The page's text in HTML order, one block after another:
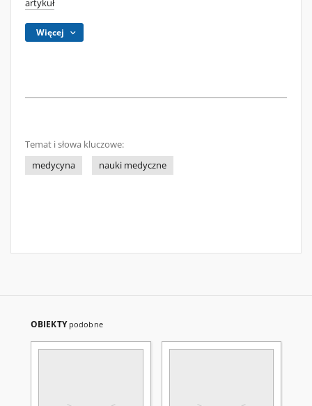
artykuł
Więcej
Temat i słowa kluczowe:
medycyna
nauki medyczne
OBIEKTY podobne